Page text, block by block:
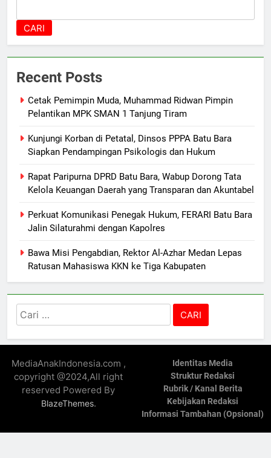
CARI
Recent Posts
Cetak Pemimpin Muda, Muhammad Ridwan Pimpin
Pelantikan MPK SMAN 1 Tanjung Tiram
Kunjungi Korban di Petatal, Dinsos PPPA Batu Bara
Siapkan Pendampingan Psikologis dan Hukum
Rapat Paripurna DPRD Batu Bara, Wabup Dorong Tata
Kelola Keuangan Daerah yang Transparan dan Akuntabel
Perkuat Komunikasi Penegak Hukum, FERARI Batu Bara
Jalin Silaturahmi dengan Kapolres
Bawa Misi Pengabdian, Rektor Al-Azhar Medan Lepas
Ratusan Mahasiswa KKN ke Tiga Kabupaten
Cari
untuk:
MediaAnakIndonesia.com ,
copyright @2024,All right
reserved Powered By
BlazeThemes.
Identitas Media
Struktur Redaksi
Rubrik / Kanal Berita
Kebijakan Redaksi
Informasi Tambahan (Opsional)